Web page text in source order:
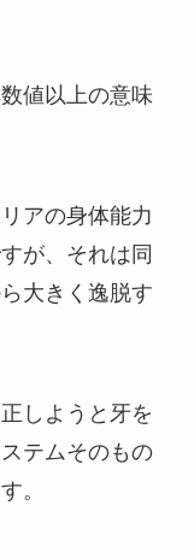
値以上の意味
アの身体能力
が、それは同
大きく逸脱す
しようと牙を
テムそのもの
。